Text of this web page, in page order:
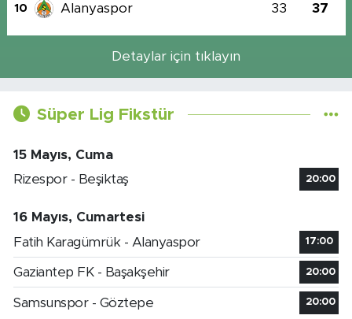
10 Alanyaspor 33 37
Detaylar için tıklayın
Süper Lig Fikstür
15 Mayıs, Cuma
Rizespor - Beşiktaş
20:00
16 Mayıs, Cumartesi
Fatih Karagümrük - Alanyaspor
17:00
Gaziantep FK - Başakşehir 20:00
Samsunspor - Göztepe 20:00